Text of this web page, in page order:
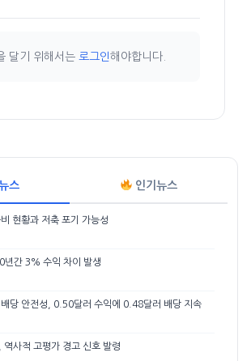
달기 위해서는 로그인해야합니다.
스 인기뉴스
현황과 저축 포기 가능성
년간 3% 수익 차이 발생
당 안전성, 0.50달러 수익에 0.48달러 배당 지속
역사적 고평가 경고 신호 발령